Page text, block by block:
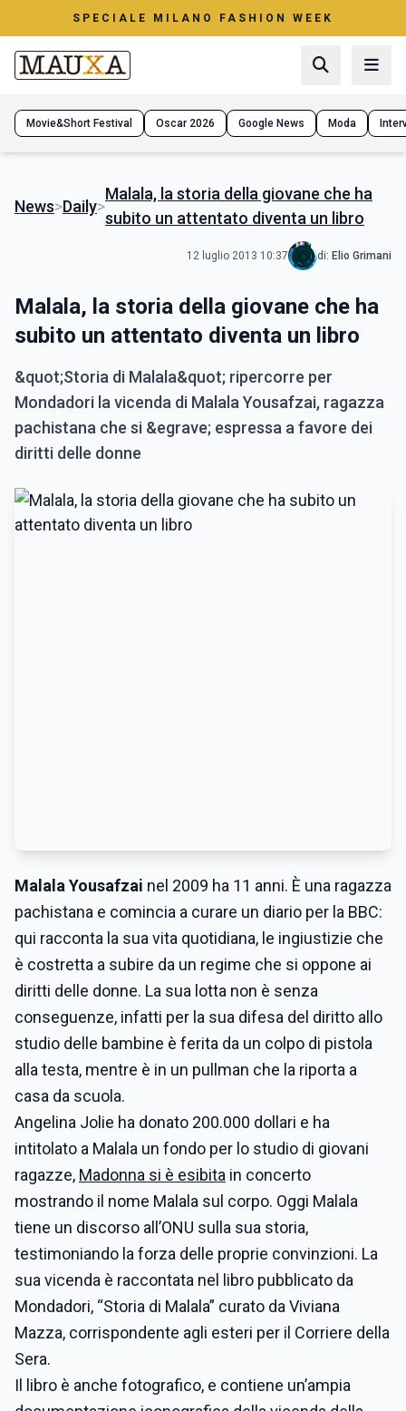
SPECIALE MILANO FASHION WEEK
Movie&Short Festival Oscar 2026 Google News Moda
News>Daily>
Malala, la storia della giovane che ha
subito un attentato diventa un libro
12 luglio 2013 10:37 di: Elio Grimani
Malala, la storia della giovane che ha
subito un attentato diventa un libro
&quot;Storia di Malala&quot; ripercorre per
Mondadori la vicenda di Malala Yousafzai, ragazza
pachistana che si &egrave; espressa a favore dei
diritti delle donne
Malala Yousafzai nel 2009 ha 11 anni. È una ragazza
pachistana e comincia a curare un diario per la BBC:
qui racconta la sua vita quotidiana, le ingiustizie che
è costretta a subire da un regime che si oppone ai
diritti delle donne. La sua lotta non è senza
conseguenze, infatti per la sua difesa del diritto allo
studio delle bambine è ferita da un colpo di pistola
alla testa, mentre è in un pullman che la riporta a
casa da scuola.
Angelina Jolie ha donato 200.000 dollari e ha
intitolato a Malala un fondo per lo studio di giovani
ragazze, Madonna si è esibita in concerto
mostrando il nome Malala sul corpo. Oggi Malala
tiene un discorso all’ONU sulla sua storia,
testimoniando la forza delle proprie convinzioni. La
sua vicenda è raccontata nel libro pubblicato da
Mondadori, “Storia di Malala” curato da Viviana
Mazza, corrispondente agli esteri per il Corriere della
Sera.
Il libro è anche fotografico, e contiene un’ampia